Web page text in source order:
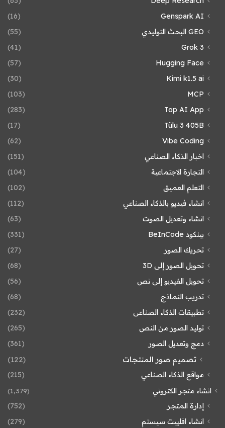
Genspark AI
(16)
GEO البحث التوليدي
(55)
Grok 3
(41)
Hugging Face
(57)
Kimi k1.5 ai
(30)
MCP
(103)
Top AI App
(283)
Tülu 3 405B
(17)
Vibe Coding
(62)
اخبار الذكاء الصناعي
(151)
التجارة الاجتماعية
(104)
التعلم العميق
(102)
انشاء فيديو بالذكاء الصناعي
(112)
انشاء وتعديل الصوت
(63)
بينكود BeInCode
(331)
تحريك الصور
(27)
تحويل الصور إلى 3D
(68)
تحويل الفيديو إلى نص
(56)
تدريب النماذج
(68)
تطبيقات الذكاء الصناعى
(232)
توليد الصور من النص
(265)
دمج وتعديل الصور
(361)
تصميم صور المنتجات (122)
مواقع الذكاء الصناعي (215)
انشاء متجر الكتروني (1٬379)
إدارة المتجر
(752)
انشاء افلييت سيستم
(279)